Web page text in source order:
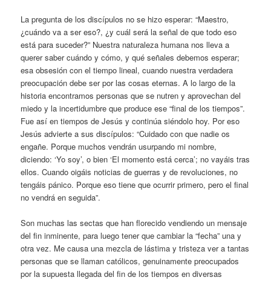
La pregunta de los discípulos no se hizo esperar: “Maestro,
¿cuándo va a ser eso?, ¿y cuál será la señal de que todo eso
está para suceder?” Nuestra naturaleza humana nos lleva a
querer saber cuándo y cómo, y qué señales debemos esperar;
esa obsesión con el tiempo lineal, cuando nuestra verdadera
preocupación debe ser por las cosas eternas. A lo largo de la
historia encontramos personas que se nutren y aprovechan del
miedo y la incertidumbre que produce ese “final de los tiempos”.
Fue así en tiempos de Jesús y continúa siéndolo hoy. Por eso
Jesús advierte a sus discípulos: “Cuidado con que nadie os
engañe. Porque muchos vendrán usurpando mi nombre,
diciendo: ‘Yo soy’, o bien ‘El momento está cerca’; no vayáis tras
ellos. Cuando oigáis noticias de guerras y de revoluciones, no
tengáis pánico. Porque eso tiene que ocurrir primero, pero el final
no vendrá en seguida”.
Son muchas las sectas que han florecido vendiendo un mensaje
del fin inminente, para luego tener que cambiar la “fecha” una y
otra vez. Me causa una mezcla de lástima y tristeza ver a tantas
personas que se llaman católicos, genuinamente preocupados
por la supuesta llegada del fin de los tiempos en diversas